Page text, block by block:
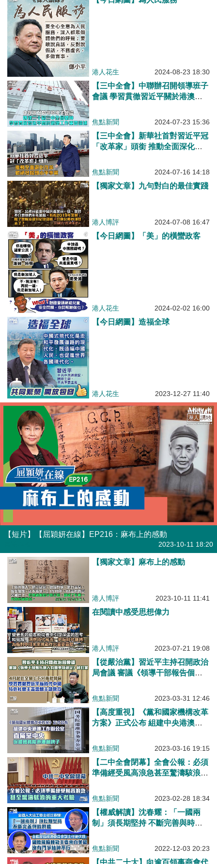
港人花生 2024-08-23 18:30
【三中全會】中聯辦召開領導班子
會議 學習貫徹習近平關於港澳工
焦點新聞 2024-07-23 15:36
【三中全會】新華社首對習近平冠
「改革家」頭銜 推動全面深化改
焦點新聞 2024-07-16 14:18
【獨家文章】九句對白的最佳實踐
港人博評 2024-07-08 16:47
【今日網圖】「美」的橫蠻政客
港人花生 2024-02-02 16:00
【今日網圖】造福全球
港人花生 2023-12-27 11:40
【短片】【屈穎妍在線】EP216：麻布上的感動
2023-10-11 18:20
【獨家文章】麻布上的感動
港人博評 2023-10-11 11:41
在閱讀中感受思想偉力
港人博評 2023-07-21 19:08
【從嚴治黨】習近平主持召開政治
局會議 審議《領導干部報告個人
焦點新聞 2023-03-31 12:46
【高度重視】《黨和國家機構改革
方案》正式公布 組建中央港澳工
院港澳辦牌子
焦點新聞 2023-03-16 19:15
【二中全會閉幕】全會公報：必須
準備經受風高浪急甚至驚濤駭浪的
焦點新聞 2023-02-28 18:34
【權威解讀】沈春耀：「一國兩
制」須長期堅持 不斷完善與時俱
自美國 沒有鬥爭精神不行
焦點新聞 2022-12-03 20:23
【中共二十大】向逾百領事商會代